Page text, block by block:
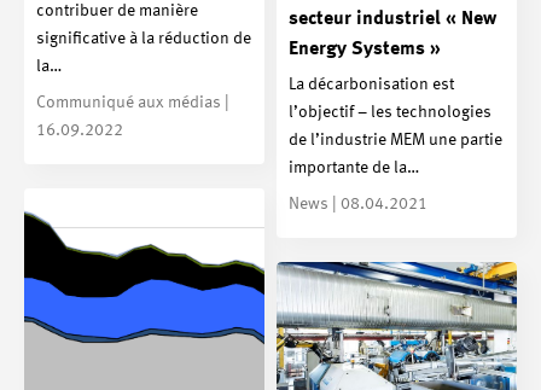
contribuer de manière
significative à la réduction de
la…
Communiqué aux médias |
16.09.2022
secteur industriel « New
Energy Systems »
La décarbonisation est
l’objectif – les technologies
de l’industrie MEM une partie
importante de la…
News | 08.04.2021